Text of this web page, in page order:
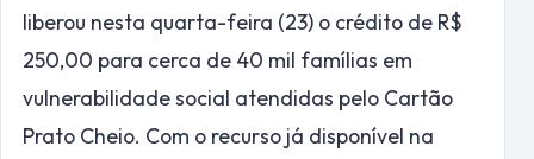
liberou nesta quarta-feira (23) o crédito de R$
250,00 para cerca de 40 mil famílias em
vulnerabilidade social atendidas pelo Cartão
Prato Cheio. Com o recurso já disponível na